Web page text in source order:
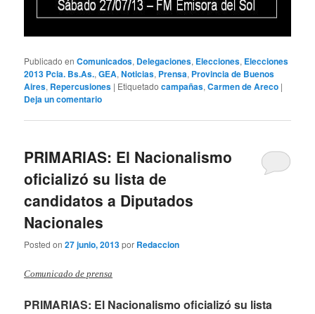
Publicado en Comunicados, Delegaciones, Elecciones, Elecciones
2013 Pcia. Bs.As.,GEA,Noticias, Prensa, Provincia de Buenos
Aires, Repercusiones | Etiquetado campañas,Carmen de Areco |
Deja un comentario
PRIMARIAS: El Nacionalismo
oficializó su lista de
candidatos a Diputados
Nacionales
Posted on27 junio, 2013por Redaccion
Comunicado de prensa
PRIMARIAS: El Nacionalismo oficializó su lista